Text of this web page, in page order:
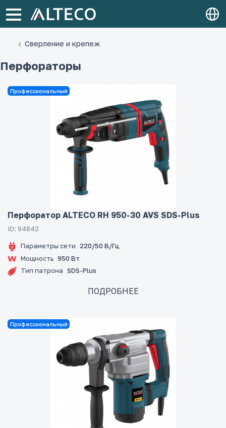
Сверление и крепеж
Перфораторы
Профессиональный
Перфоратор ALTECO RH 950-30 AVS SDS-Plus
ID: 94842
Параметры сети 220/50 В/Гц
Мощность 950 Вт
Тип патрона SDS-Plus
ПОДРОБНЕЕ
Профессиональный